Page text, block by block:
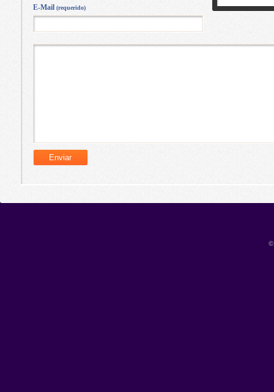
E-Mail (requerido)
©